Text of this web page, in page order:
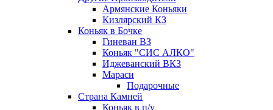
Армянские Коньяки
Кизлярский КЗ
Коньяк в Бочке
Гиневан ВЗ
Коньяк "СИС АЛКО"
Иджеванский ВКЗ
Мараси
Подарочные
Страна Камней
Коньяк в п/у